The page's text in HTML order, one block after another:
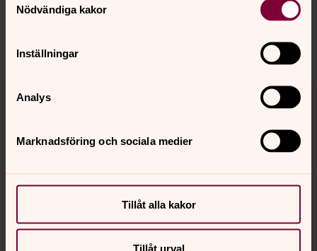
Nödvändiga kakor
Inställningar
Analys
Marknadsföring och sociala medier
Tillåt alla kakor
Tillåt urval
Dela